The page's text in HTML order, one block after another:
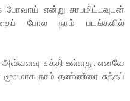
என்று சாபமிட்டவுடன்
போல நாம் படங்களில்
சக்தி உள்ளது. எனவே
மூலமாக நாம் தண்ணீரை சுத்தப்